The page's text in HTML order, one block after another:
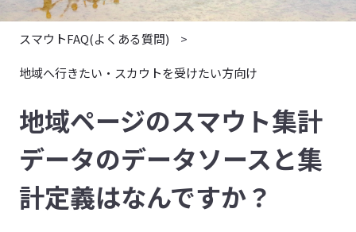
スマウトFAQ(よくある質問)
地域へ行きたい・スカウトを受けたい方向け
地域ページのスマウト集計
データのデータソースと集
計定義はなんですか？